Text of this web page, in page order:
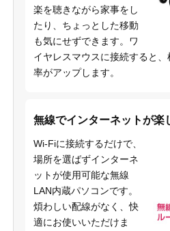
楽を聴きながら家事をし
たり、ちょっとした移動
も気にせずできます。ワ
イヤレスマウスに接続すると
率がアップします。
無線でインターネットが楽
Wi-Fiに接続するだけで、
場所を選ばずインターネ
ットが使用可能な無線
LAN内蔵パソコンです。
煩わしい配線がなく、快
適にお使いいただけま